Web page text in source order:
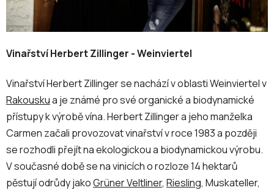
Vinařství Herbert Zillinger - Weinviertel
Vinařství Herbert Zillinger se nachází v oblasti Weinviertel v
Rakouskua je známé pro své organické a biodynamické
přístupy k výrobě vína. Herbert Zillinger a jeho manželka
Carmen začali provozovat vinařství v roce 1983 a později
se rozhodli přejít na ekologickou a biodynamickou výrobu.
V současné době se na vinicích o rozloze 14 hektarů
pěstují odrůdy jakoGrüner Veltliner, Riesling, Muskateller,